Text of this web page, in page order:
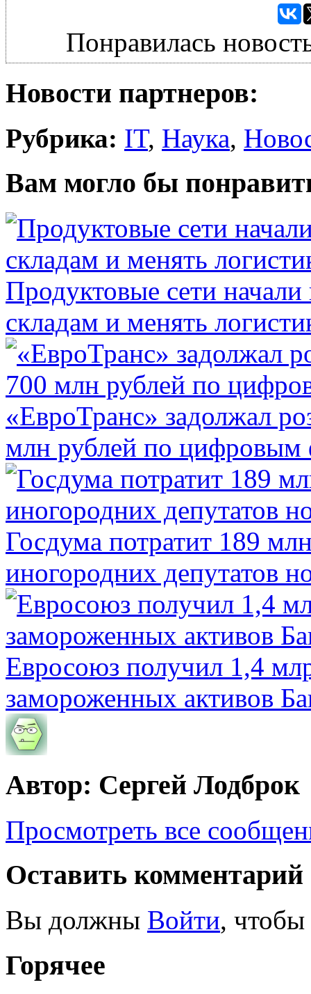
Понравилась
Новости партнеров:
Рубрика: IT, Наука,
Вам могло бы
Продуктовые сети начали
складам и менять
«ЕвроТранс» задолжал
млн рублей по цифровым
Госдума потратит 189
иногородних депутатов
Евросоюз получил 1,4
замороженных активов
Автор: Сергей Лодброк
Просмотреть все
Оставить комментарий
Вы должны Войти, чтобы
Горячее